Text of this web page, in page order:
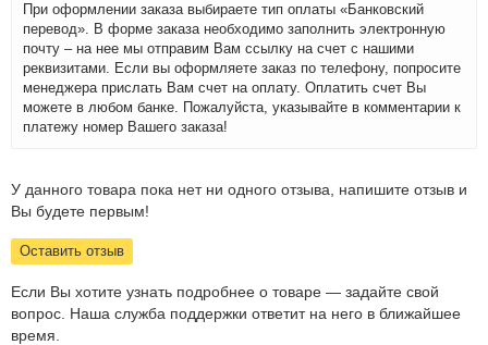
При оформлении заказа выбираете тип оплаты «Банковский
перевод». В форме заказа необходимо заполнить электронную
почту – на нее мы отправим Вам ссылку на счет с нашими
реквизитами. Если вы оформляете заказ по телефону, попросите
менеджера прислать Вам счет на оплату. Оплатить счет Вы
можете в любом банке. Пожалуйста, указывайте в комментарии к
платежу номер Вашего заказа!
У данного товара пока нет ни одного отзыва, напишите отзыв и
Вы будете первым!
Оставить отзыв
Если Вы хотите узнать подробнее о товаре — задайте свой
вопрос. Наша служба поддержки ответит на него в ближайшее
время.